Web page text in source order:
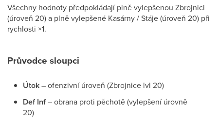
Všechny hodnoty předpokládají plně vylepšenou Zbrojnici
(úroveň 20) a plně vylepšené Kasárny / Stáje (úroveň 20) při
rychlosti ×1.
Průvodce sloupci
Útok– ofenzivní úroveň (Zbrojnice lvl 20)
Def Inf– obrana proti pěchotě (vylepšení úrovně
20)